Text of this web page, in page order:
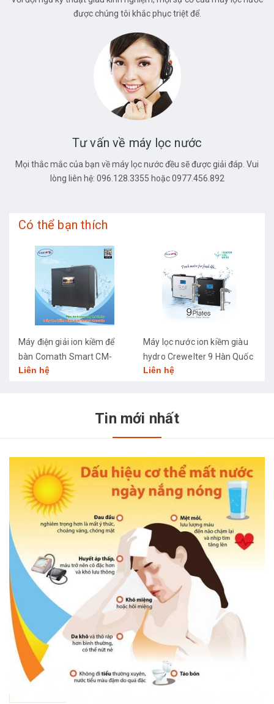
được chúng tôi khắc phục triệt để.
Tư vấn về máy lọc nước
Mọi thắc mắc của bạn về máy lọc nước đều sẽ được giải đáp. Vui
lòng liên hệ: 096.128.3355 hoặc 0977.456.892
Có thể bạn thích
Máy điện giải ion kiềm để
bàn Comath Smart CM-
3668
Liên hệ
Máy lọc nước ion kiềm giàu
hydro Crewelter 9 Hàn Quốc
Liên hệ
Tin mới nhất